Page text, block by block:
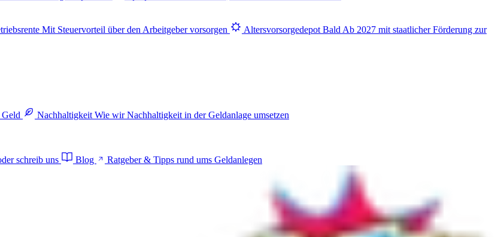
Mit Steuervorteil über den Arbeitgeber vorsorgen Altersvorsorgedepot Bald Ab 2027 mit staatlicher Förderung zur
Nachhaltigkeit Wie wir Nachhaltigkeit in der Geldanlage umsetzen
schreib uns Blog Ratgeber & Tipps rund ums Geldanlegen